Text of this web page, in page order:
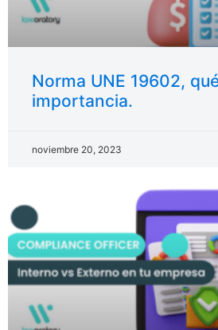
Norma UNE 19602,
importancia.
noviembre 20, 2023